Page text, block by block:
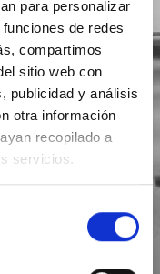
para personalizar
de redes
compartimos
sitio web con
publicidad y análisis
otra información
recopilado a
servicios.